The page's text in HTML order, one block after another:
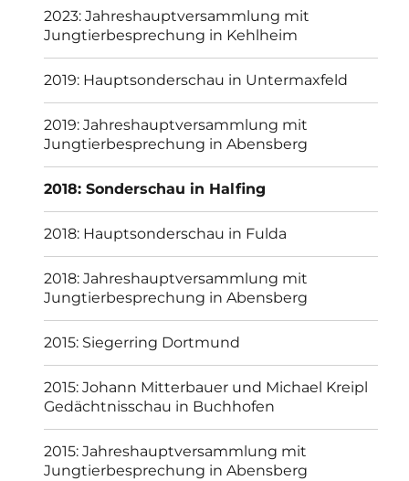
2023: Jahreshauptversammlung mit
Jungtierbesprechung in Kehlheim
2019: Hauptsonderschau in Untermaxfeld
2019: Jahreshauptversammlung mit
Jungtierbesprechung in Abensberg
2018: Sonderschau in Halfing
2018: Hauptsonderschau in Fulda
2018: Jahreshauptversammlung mit
Jungtierbesprechung in Abensberg
2015: Siegerring Dortmund
2015: Johann Mitterbauer und Michael Kreipl
Gedächtnisschau in Buchhofen
2015: Jahreshauptversammlung mit
Jungtierbesprechung in Abensberg